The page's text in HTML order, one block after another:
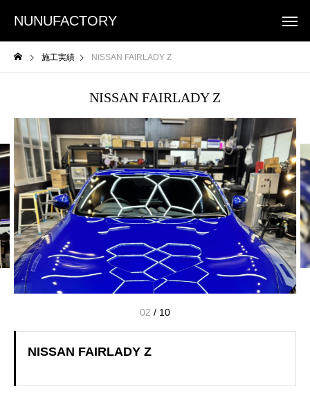
NUNUFACTORY
施工実績 NISSAN FAIRLADY Z
NISSAN FAIRLADY Z
02 / 10
NISSAN FAIRLADY Z